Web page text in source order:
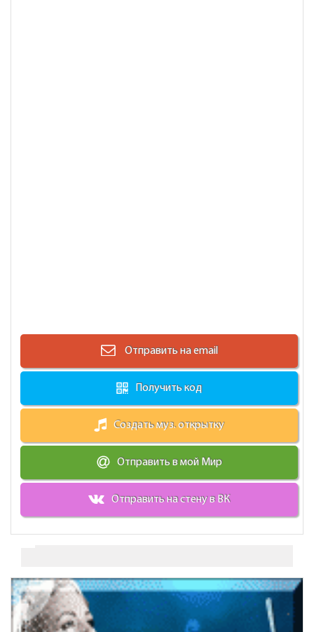
Отправить на email
Получить код
Создать муз. открытку
Отправить в мой Мир
Отправить на стену в ВК